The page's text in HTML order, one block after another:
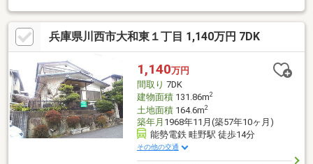
と室内広々。
兵庫県川西市大和東１丁目 1,140万円 7DK
1,140万円
間取り 7DK
建物面積131.86m2
土地面積164.6m2
築年月 1968年11月(築57年10ヶ月)
能勢電鉄 畦野駅 徒歩14分
その他の交通